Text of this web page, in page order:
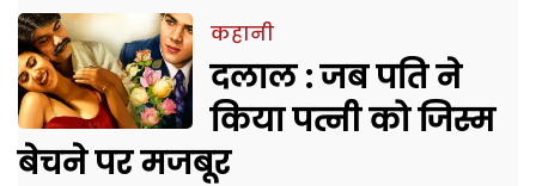
कहानी
दलाल : जब पति ने
किया पत्नी को जिस्म
बेचने पर मजबूर